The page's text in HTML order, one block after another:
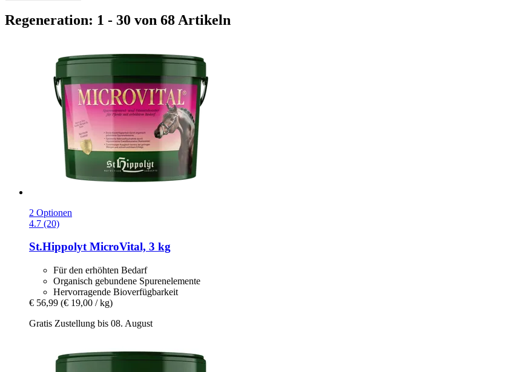
Regeneration: 1 - 30 von 68 Artikeln
2 Optionen
4.7 (20)
St.HippolytMicroVital, 3 kg
Für den erhöhten Bedarf
Organisch gebundene Spurenelemente
Hervorragende Bioverfügbarkeit
€ 56,99 (€ 19,00 / kg)
Gratis Zustellung bis 08. August